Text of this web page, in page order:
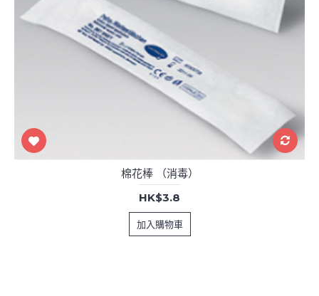
棉花棒 （消毒）
HK$3.8
加入購物車